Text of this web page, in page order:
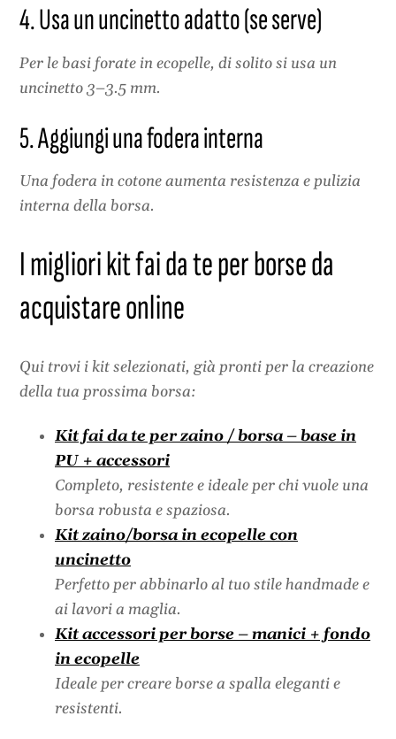
4. Usa un uncinetto adatto (se serve)
Per le basi forate in ecopelle, di solito si usa un
uncinetto 3–3.5 mm.
5. Aggiungi una fodera interna
Una fodera in cotone aumenta resistenza e pulizia
interna della borsa.
I migliori kit fai da te per borse da
acquistare online
Qui trovi i kit selezionati, già pronti per la creazione
della tua prossima borsa:
Kit fai da te per zaino / borsa – base in
PU + accessori
Completo, resistente e ideale per chi vuole una
borsa robusta e spaziosa.
Kit zaino/borsa in ecopelle con
uncinetto
Perfetto per abbinarlo al tuo stile handmade e
ai lavori a maglia.
Kit accessori per borse – manici + fondo
in ecopelle
Ideale per creare borse a spalla eleganti e
resistenti.